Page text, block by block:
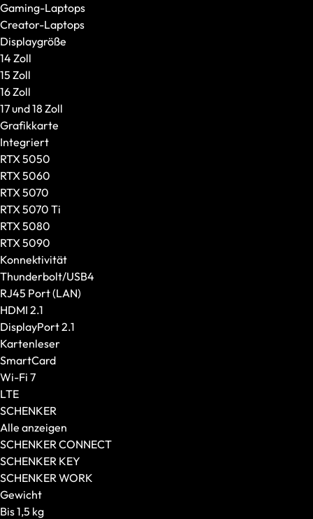
Gaming-Laptops
Creator-Laptops
Displaygröße
14 Zoll
15 Zoll
16 Zoll
17 und 18 Zoll
Grafikkarte
Integriert
RTX 5050
RTX 5060
RTX 5070
RTX 5070 Ti
RTX 5080
RTX 5090
Konnektivität
Thunderbolt/USB4
RJ45 Port (LAN)
HDMI 2.1
DisplayPort 2.1
Kartenleser
SmartCard
Wi-Fi 7
LTE
SCHENKER
Alle anzeigen
SCHENKER CONNECT
SCHENKER KEY
SCHENKER WORK
Gewicht
Bis 1,5 kg
Taschen und Rucksäcke
Laptop-Zubehör
Weiteres Zubehör
Marke / Modellserie
XMG
SCHENKER
Einsatzzweck
Gaming
Content Creation
Business und Education
VR / XR
Schnell lieferbare Prebuilds
Alle anzeigen
XMG x GameStar
Gaming-Laptops
Creator-Laptops
Größe und Gewicht
Displaygröße
Gewicht
GPU und CPU
Grafikkarte
Prozessor
CPU-Generation
Ausstattung
Konnektivität
Display-Features
Weitere Features
XMG
Modellserie
Editions
CPU